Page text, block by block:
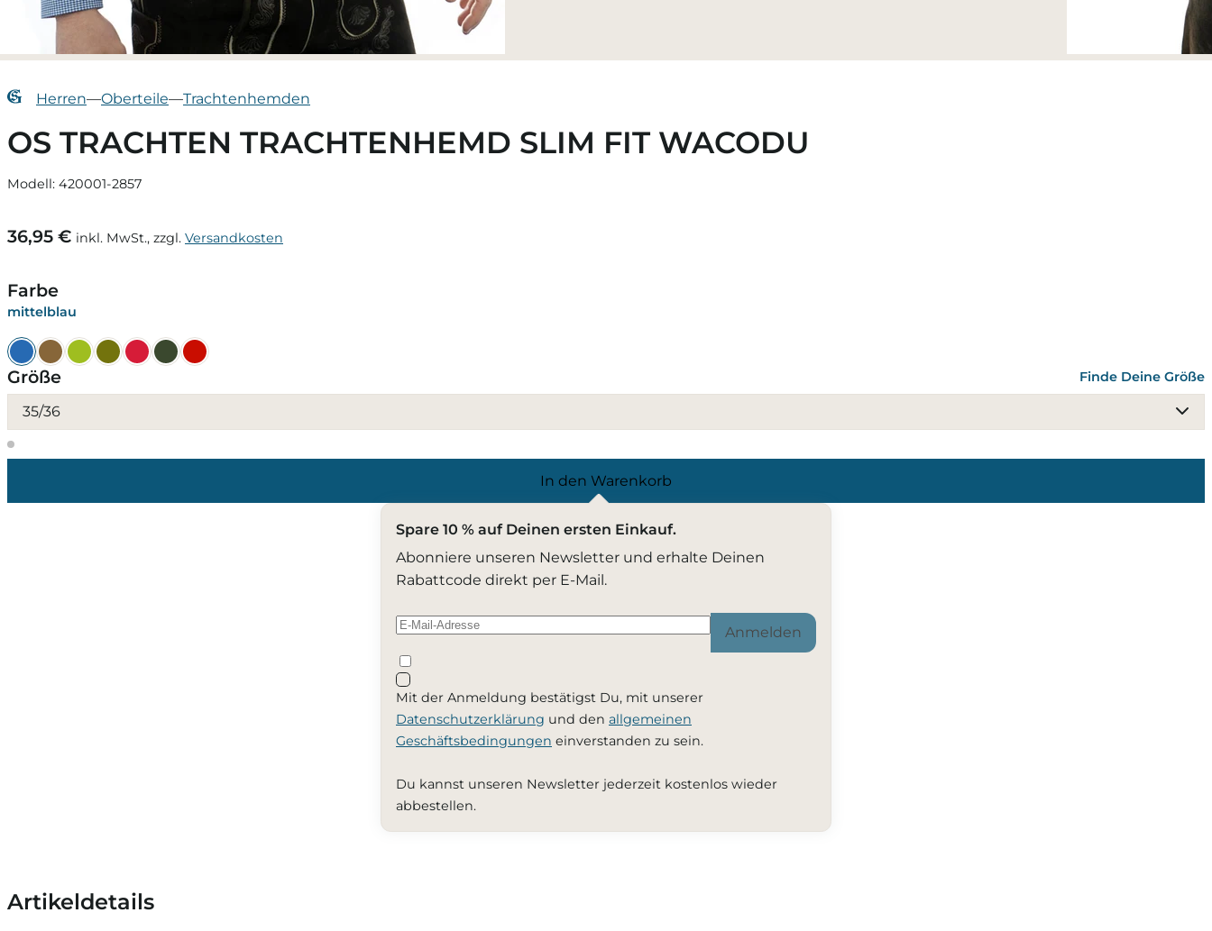
Herren—Oberteile—Trachtenhemden
OS TRACHTEN TRACHTENHEMD SLIM FIT WACODU
Modell: 420001-2857
36,95 € inkl. MwSt., zzgl. Versandkosten
Farbe
mittelblau
Größe Finde Deine Größe
35/36
In den Warenkorb
Spare 10 % auf Deinen ersten Einkauf.
Abonniere unseren Newsletter und erhalte Deinen
Rabattcode direkt per E-Mail.
Anmelden
Mit der Anmeldung bestätigst Du, mit unserer
Datenschutzerklärung und den allgemeinen
Geschäftsbedingungen einverstanden zu sein.
Du kannst unseren Newsletter jederzeit kostenlos wieder
abbestellen.
Artikeldetails